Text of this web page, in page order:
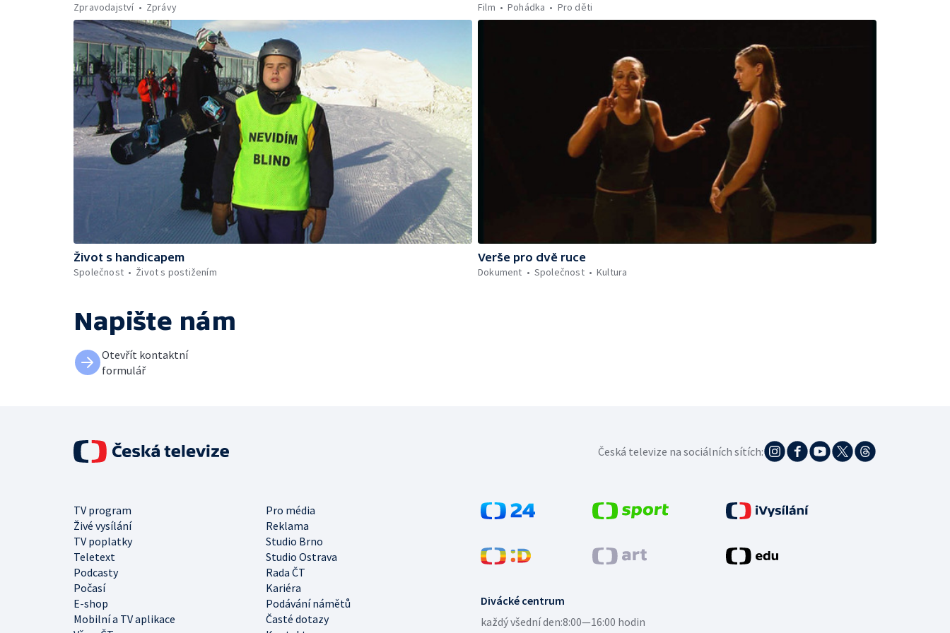
Zpravodajství Zprávy Film Pohádka Pro děti
Život s handicapem
Společnost
Život s postižením
Verše pro dvě ruce
Dokument
Společnost Kultura
Napište nám
Otevřít kontaktní
formulář
Divácké centrum
každý všední den:8:00—16:00 hodin
TV program
Pro média
Živé vysílání
Reklama
TV poplatky
Studio Brno
Teletext
Studio Ostrava
Podcasty
Rada ČT
Počasí
Kariéra
E-shop
Podávání námětů
Mobilní a TV aplikace
Časté dotazy
Česká televize na sociálních sítích: